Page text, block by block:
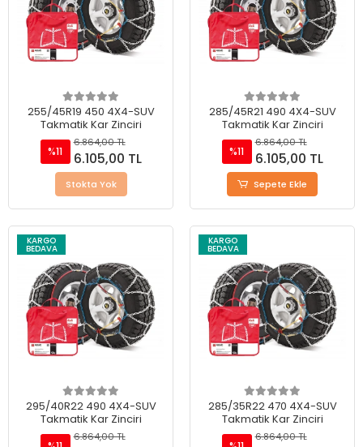
255/45R19 450 4X4-SUV
Takmatik Kar Zinciri
%11
6.864,00 TL
6.105,00 TL
Stokta Yok
285/45R21 490 4X4-SUV
Takmatik Kar Zinciri
%11
6.864,00 TL
6.105,00 TL
Sepete Ekle
KARGO
BEDAVA
295/40R22 490 4X4-SUV
Takmatik Kar Zinciri
6.864,00 TL
KARGO
BEDAVA
285/35R22 470 4X4-SUV
Takmatik Kar Zinciri
6.864,00 TL